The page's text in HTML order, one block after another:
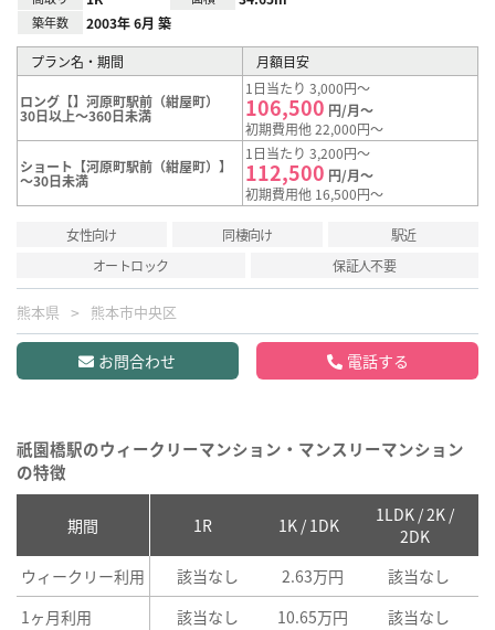
築年数 2003年 6月 築
プラン名・期間 月額目安
ロング【】河原町駅前（紺屋町）
30日以上～360日未満
1日当たり 3,000円～
106,500 円/月～
初期費用他 22,000円～
ショート【河原町駅前（紺屋町）】
～30日未満
1日当たり 3,200円～
112,500 円/月～
初期費用他 16,500円～
女性向け 同棲向け
駅近
オートロック
保証人不要
熊本県 熊本市中央区
お問合わせ 電話する
祇園橋駅のウィークリーマンション・マンスリーマンション
の特徴
期間 1R 1K / 1DK
1LDK / 2K /
2DK
ウィークリー利用 該当なし 2.63万円 該当なし
1ヶ月利用
該当なし 10.65万円 該当なし